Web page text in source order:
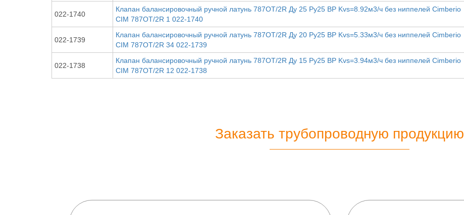
022-1740
Клапан балансировочный ручной латунь 787ОТ/2R Ду 25 Ру25 ВР Kvs=8.92м3/ч без ниппелей Cimberio
CIM 787ОТ/2R 1 022-1740
022-1739
Клапан балансировочный ручной латунь 787ОТ/2R Ду 20 Ру25 ВР Kvs=5.33м3/ч без ниппелей Cimberio
CIM 787OT/2R 34 022-1739
022-1738
Клапан балансировочный ручной латунь 787ОТ/2R Ду 15 Ру25 ВР Kvs=3.94м3/ч без ниппелей Cimberio
CIM 787OT/2R 12 022-1738
Заказать трубопроводную продукцию